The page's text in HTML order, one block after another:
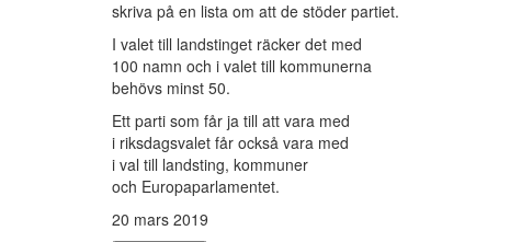
skriva på en lista om att de stöder partiet.
I valet till landstinget räcker det med
100 namn och i valet till kommunerna
behövs minst 50.
Ett parti som får ja till att vara med
i riksdagsvalet får också vara med
i val till landsting, kommuner
och Europaparlamentet.
20 mars 2019